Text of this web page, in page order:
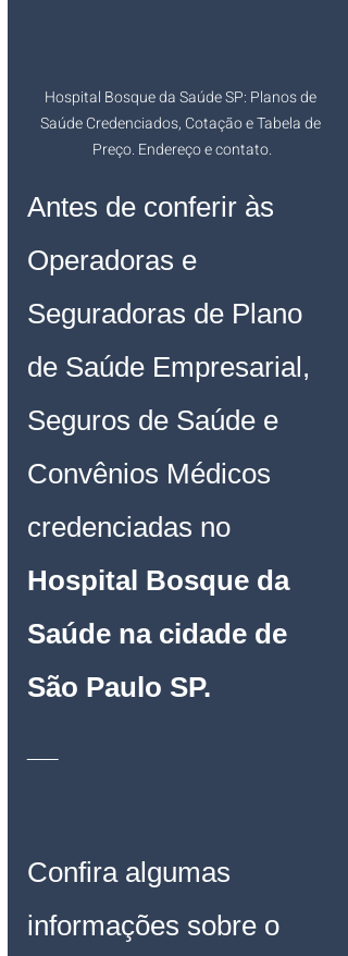
Hospital Bosque da Saúde SP: Planos de
Saúde Credenciados, Cotação e Tabela de
Preço. Endereço e contato.
Antes de conferir às
Operadoras e
Seguradoras de Plano
de Saúde Empresarial,
Seguros de Saúde e
Convênios Médicos
credenciadas no
Hospital Bosque da
Saúde na cidade de
São Paulo SP.
Confira algumas
informações sobre o